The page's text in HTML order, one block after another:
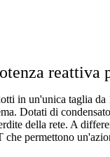
reattiva
in un'unica taglia
Dotati di
della rete. A
permettono